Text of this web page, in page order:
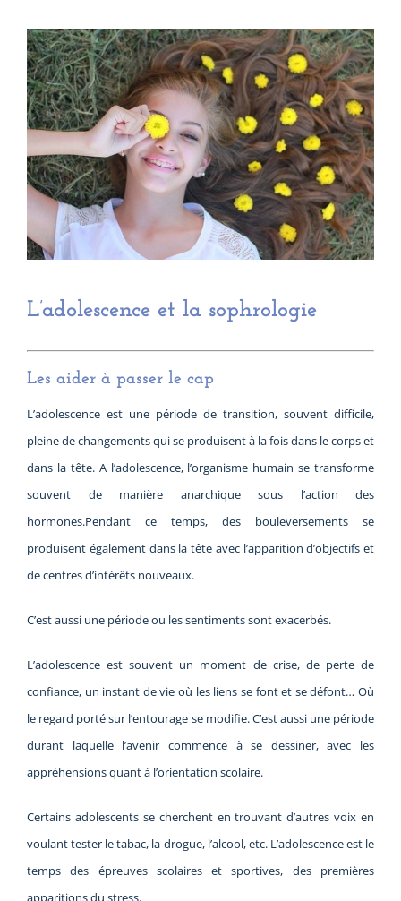
Voir
l'image
agrandie
L’adolescence et la sophrologie
Les aider à passer le cap
L’adolescence est une période de transition, souvent difficile,
pleine de changements qui se produisent à la fois dans le corps et
dans la tête. A l’adolescence, l’organisme humain se transforme
souvent de manière anarchique sous l’action des
hormones.Pendant ce temps, des bouleversements se
produisent également dans la tête avec l’apparition d’objectifs et
de centres d’intérêts nouveaux.
C’est aussi une période ou les sentiments sont exacerbés.
L’adolescence est souvent un moment de crise, de perte de
confiance, un instant de vie où les liens se font et se défont… Où
le regard porté sur l’entourage se modifie. C’est aussi une période
durant laquelle l’avenir commence à se dessiner, avec les
appréhensions quant à l’orientation scolaire.
Certains adolescents se cherchent en trouvant d’autres voix en
voulant tester le tabac, la drogue, l’alcool, etc. L’adolescence est le
temps des épreuves scolaires et sportives, des premières
apparitions du stress.